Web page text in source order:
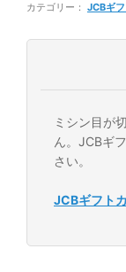
カテゴリー： JCBギ
ミシン目が
ん。JCBギ
さい。
JCBギフト